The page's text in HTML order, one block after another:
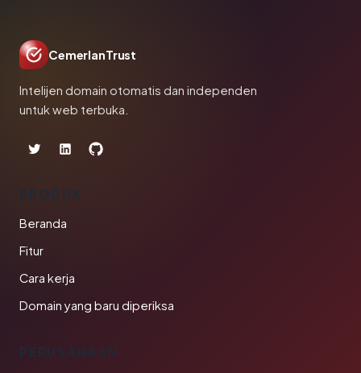
CemerlanTrust
Intelijen domain otomatis dan independen
untuk web terbuka.
PRODUK
Beranda
Fitur
Cara kerja
Domain yang baru diperiksa
PERUSAHAAN